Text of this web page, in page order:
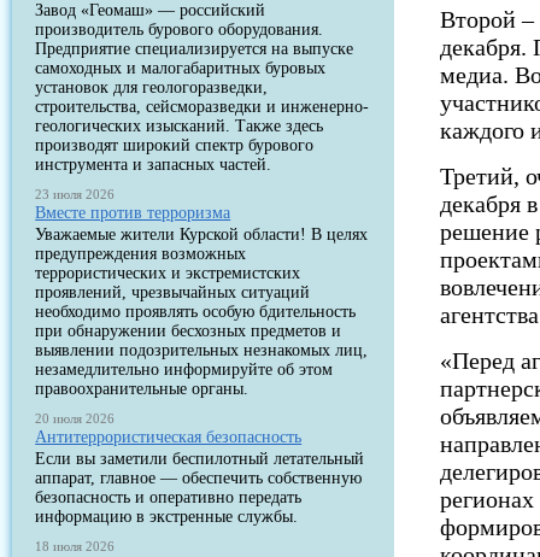
Завод «Геомаш» — российский
производитель бурового оборудования.
Предприятие специализируется на выпуске
самоходных и малогабаритных буровых
установок для геологоразведки,
строительства, сейсморазведки и инженерно-
геологических изысканий. Также здесь
производят широкий спектр бурового
инструмента и запасных частей.
23 июля 2026
Вместе против терроризма
Уважаемые жители Курской области! В целях
предупреждения возможных
террористических и экстремистских
проявлений, чрезвычайных ситуаций
необходимо проявлять особую бдительность
при обнаружении бесхозных предметов и
выявлении подозрительных незнакомых лиц,
незамедлительно информируйте об этом
правоохранительные органы.
20 июля 2026
Антитеррористическая безопасность
Если вы заметили беспилотный летательный
аппарат, главное — обеспечить собственную
безопасность и оперативно передать
информацию в экстренные службы.
18 июля 2026
Второй –
декабря.
медиа.
каждого
Третий,
декабря
решение
«Перед